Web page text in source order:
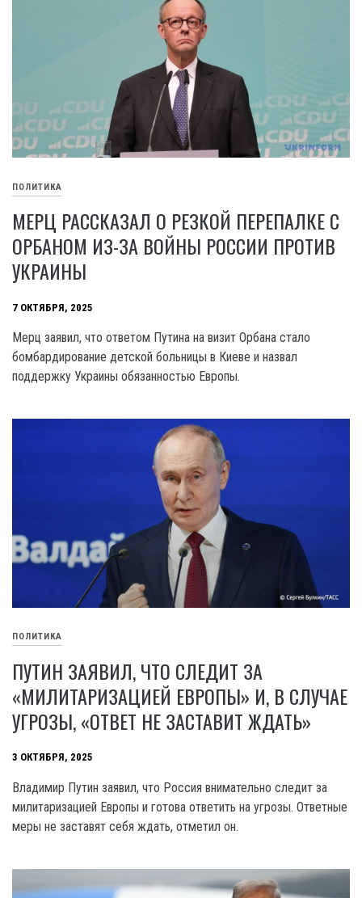
ПОЛИТИКА
МЕРЦ РАССКАЗАЛ О РЕЗКОЙ ПЕРЕПАЛКЕ С
ОРБАНОМ ИЗ-ЗА ВОЙНЫ РОССИИ ПРОТИВ
УКРАИНЫ
7 ОКТЯБРЯ, 2025
Мерц заявил, что ответом Путина на визит Орбана стало
бомбардирование детской больницы в Киеве и назвал
поддержку Украины обязанностью Европы.
ПОЛИТИКА
ПУТИН ЗАЯВИЛ, ЧТО СЛЕДИТ ЗА
«МИЛИТАРИЗАЦИЕЙ ЕВРОПЫ» И, В СЛУЧАЕ
УГРОЗЫ, «ОТВЕТ НЕ ЗАСТАВИТ ЖДАТЬ»
3 ОКТЯБРЯ, 2025
Владимир Путин заявил, что Россия внимательно следит за
милитаризацией Европы и готова ответить на угрозы. Ответные
меры не заставят себя ждать, отметил он.